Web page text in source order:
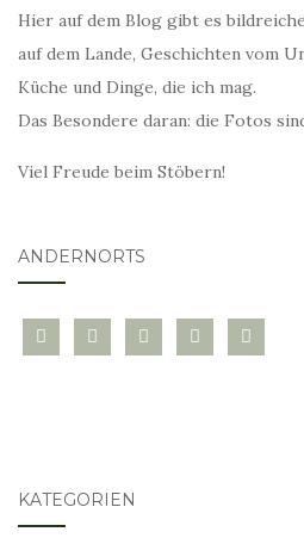
Hier auf dem Blog gibt es
auf dem Lande, Geschichten vom
Küche und Dinge, die ich mag.
Das Besondere daran: die Fotos
Viel Freude beim Stöbern!
ANDERNORTS
bloglovininstagramtwitter pinterest
mail
KATEGORIEN